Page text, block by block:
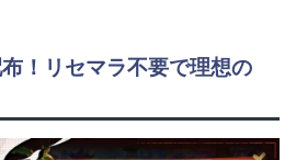
！リセマラ不要で理想の